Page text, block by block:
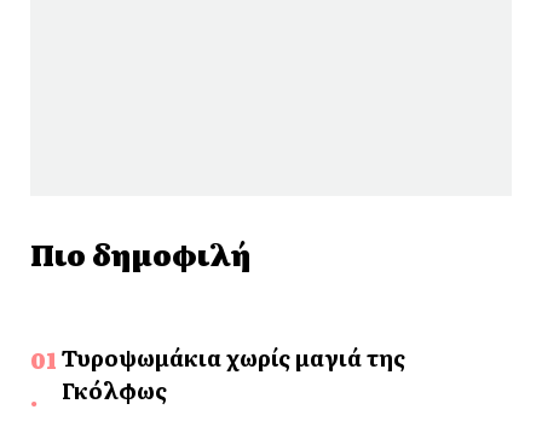
Πιο δημοφιλή
Τυροψωμάκια χωρίς μαγιά της
Γκόλφως